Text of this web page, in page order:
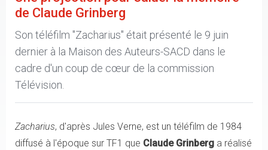
de Claude Grinberg
Son téléfilm "Zacharius" était présenté le 9 juin
dernier à la Maison des Auteurs-SACD dans le
cadre d'un coup de cœur de la commission
Télévision.
Zacharius, d'après Jules Verne, est un téléfilm de 1984
diffusé à l'époque sur TF1 que Claude Grinberg a réalisé